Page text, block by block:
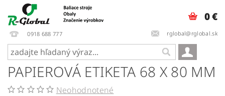
0918 688 777 rglobal@rglobal.sk
0 €
PAPIEROVÁ ETIKETA 68 X 80 MM
Neohodnotené